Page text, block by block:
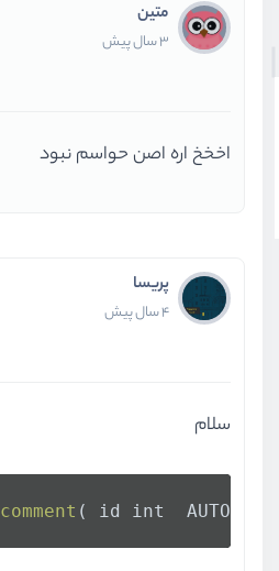
متین
3 سال پیش
اخخخ اره اصن حواسم نبود
پریسا
4 سال پیش
سلام
comment ( id int